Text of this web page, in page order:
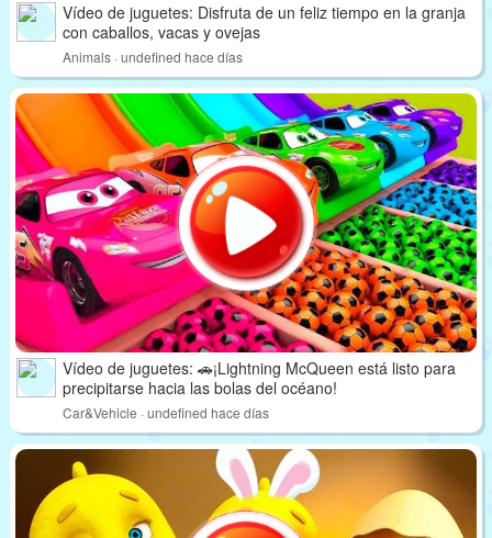
Vídeo de juguetes: Disfruta de un feliz tiempo en la granja
con caballos, vacas y ovejas
Animals · undefined hace días
Vídeo de juguetes: 🚗¡Lightning McQueen está listo para
precipitarse hacia las bolas del océano!
Car&Vehicle · undefined hace días